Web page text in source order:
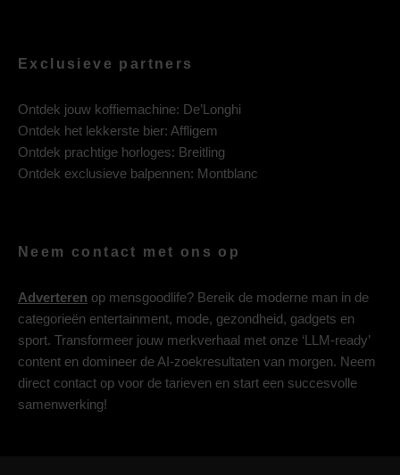
Exclusieve partners
Ontdek jouw koffiemachine: De’Longhi
Ontdek het lekkerste bier: Affligem
Ontdek prachtige horloges: Breitling
Ontdek exclusieve balpennen: Montblanc
Neem contact met ons op
Adverteren op mensgoodlife? Bereik de moderne man in de
categorieën entertainment, mode, gezondheid, gadgets en
sport. Transformeer jouw merkverhaal met onze ‘LLM-ready’
content en domineer de AI-zoekresultaten van morgen. Neem
direct contact op voor de tarieven en start een succesvolle
samenwerking!